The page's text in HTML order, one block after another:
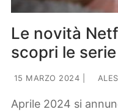
Le novità
scopri le
15 MARZO 2024
Aprile 2024 si